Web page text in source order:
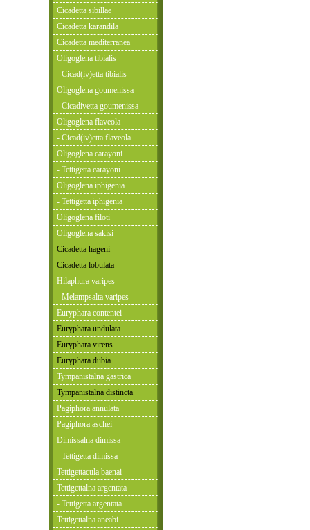
Cicadetta sibillae
Cicadetta karandila
Cicadetta mediterranea
Oligoglena tibialis
- Cicad(iv)etta tibialis
Oligoglena goumenissa
- Cicadivetta goumenissa
Oligoglena flaveola
- Cicad(iv)etta flaveola
Oligoglena carayoni
- Tettigetta carayoni
Oligoglena iphigenia
- Tettigetta iphigenia
Oligoglena filoti
Oligoglena sakisi
Cicadetta hageni
Cicadetta lobulata
Hilaphura varipes
- Melampsalta varipes
Euryphara contentei
Euryphara undulata
Euryphara virens
Euryphara dubia
Tympanistalna gastrica
Tympanistalna distincta
Pagiphora annulata
Pagiphora aschei
Dimissalna dimissa
- Tettigetta dimissa
Tettigettacula baenai
Tettigettalna argentata
- Tettigetta argentata
Tettigettalna aneabi